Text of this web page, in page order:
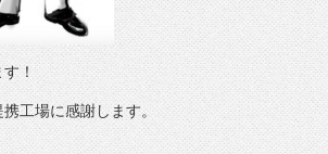
す！
工場に感謝します。